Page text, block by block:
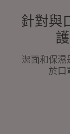
針對與
潔面和保濕
於口